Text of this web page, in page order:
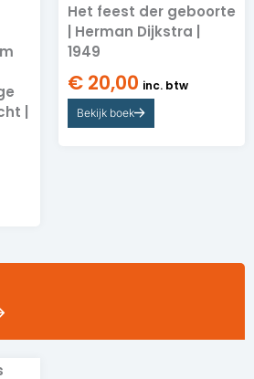
|
Het feest der geboorte
| Herman Dijkstra |
1949
€ 20,00 inc. btw
Bekijk boek